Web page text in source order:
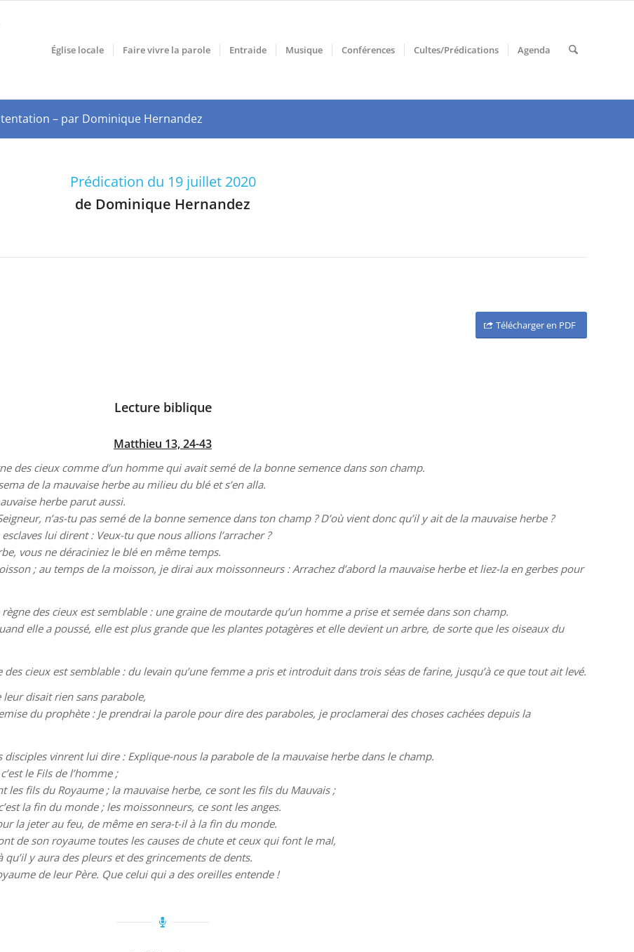
Église locale Faire vivre la parole Entraide Musique Conférences Cultes/Prédications Agenda
– par Dominique Hernandez
Prédication du 19 juillet 2020
de Dominique Hernandez
Télécharger en PDF
Lecture biblique
Matthieu 13, 24-43
des cieux comme d’un homme qui avait semé de la bonne semence dans son champ.
de la mauvaise herbe au milieu du blé et s’en alla.
herbe parut aussi.
n’as-tu pas semé de la bonne semence dans ton champ ? D’où vient donc qu’il y ait de la mauvaise herbe ?
lui dirent : Veux-tu que nous allions l’arracher ?
vous ne déraciniez le blé en même temps.
; au temps de la moisson, je dirai aux moissonneurs : Arrachez d’abord la mauvaise herbe et liez-la en gerbes pour
des cieux est semblable : une graine de moutarde qu’un homme a prise et semée dans son champ.
elle a poussé, elle est plus grande que les plantes potagères et elle devient un arbre, de sorte que les oiseaux du
cieux est semblable : du levain qu’une femme a pris et introduit dans trois séas de farine, jusqu’à ce que tout ait levé.
leur disait rien sans parabole,
du prophète : Je prendrai la parole pour dire des paraboles, je proclamerai des choses cachées depuis la
vinrent lui dire : Explique-nous la parabole de la mauvaise herbe dans le champ.
le Fils de l’homme ;
les fils du Royaume ; la mauvaise herbe, ce sont les fils du Mauvais ;
la fin du monde ; les moissonneurs, ce sont les anges.
la jeter au feu, de même en sera-t-il à la fin du monde.
de son royaume toutes les causes de chute et ceux qui font le mal,
y aura des pleurs et des grincements de dents.
de leur Père. Que celui qui a des oreilles entende !